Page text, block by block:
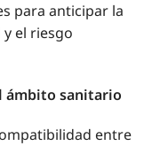
para anticipar la
el riesgo
ámbito sanitario
entre